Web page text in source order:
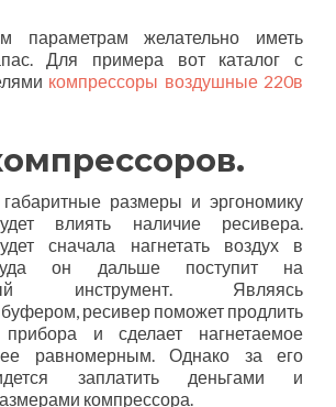
параметрам желательно иметь
Для примера вот каталог с
компрессоры воздушные 220в
размеры и эргономику
влиять наличие ресивера.
сначала нагнетать воздух в
он дальше поступит на
инструмент. Являясь
ресивер поможет продлить
и сделает нагнетаемое
равномерным. Однако за его
заплатить деньгами и
компрессора.